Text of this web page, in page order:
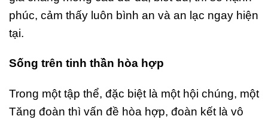
phúc, cảm thấy luôn bình an và an lạc ngay hiện
tại.
Sống trên tinh thần hòa hợp
Trong một tập thể, đặc biệt là một hội chúng, một
Tăng đoàn thì vấn đề hòa hợp, đoàn kết là vô